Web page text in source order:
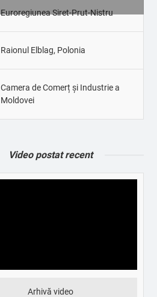
Euroregiunea Siret-Prut-Nistru
Raionul Elblag, Polonia
Camera de Comerț și Industrie a
Moldovei
Video postat recent
Arhivă video